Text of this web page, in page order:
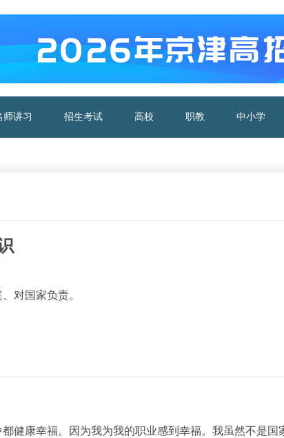
师讲习 招生考试 高校 职教 中小学
对国家负责。
健康幸福。因为我为我的职业感到幸福。我虽然不是国